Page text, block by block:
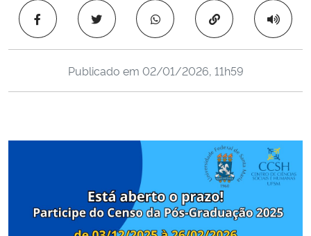
Ministério da Educação
Ministério da Ciência, Tecnologia, Inovações e Comunicações
Ministério do Meio Ambiente
Ministério do Turismo
Copiar para área
Publicado em 02/01/2026, 11h59